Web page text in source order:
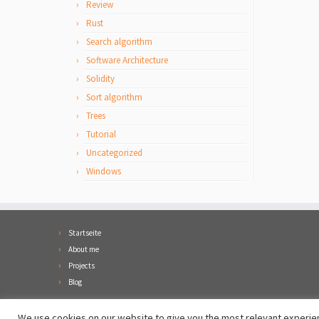
Review
Rust
Search algorithm
Software Architecture
Solidity
Sort algorithm
Trees
Tutorial
Uncategorized
Windows
Startseite
About me
Projects
Blog